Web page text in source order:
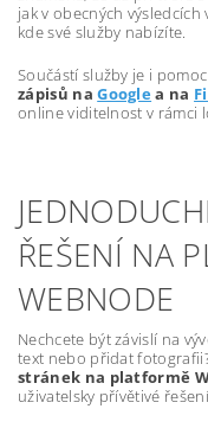
jak v obecných
kde své služby nabízíte.
Součástí služby je i
zápisů naGooglea na
online viditelnost v rámci
ŘEŠENÍ NA
WEBNODE
Nechcete být závislí na
text nebo přidat
stránek na platformě
uživatelsky přívětivé